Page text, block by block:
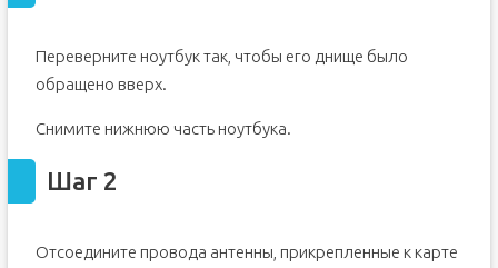
Переверните ноутбук так, чтобы его днище было
обращено вверх.
Снимите нижнюю часть ноутбука.
Шаг 2
Отсоедините провода антенны, прикрепленные к карте